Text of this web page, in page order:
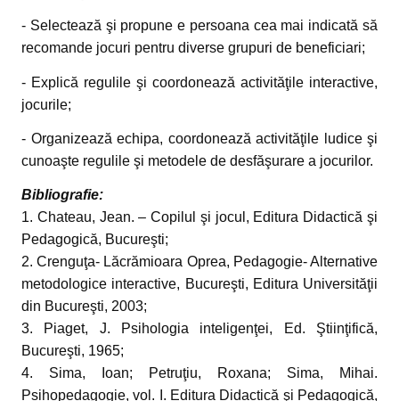
- Selectează şi propune e persoana cea mai indicată să
recomande jocuri pentru diverse grupuri de beneficiari;
- Explică regulile şi coordonează activităţile interactive,
jocurile;
- Organizează echipa, coordonează activităţile ludice şi
cunoaşte regulile şi metodele de desfăşurare a jocurilor.
Bibliografie:
1. Chateau, Jean. – Copilul şi jocul, Editura Didactică şi
Pedagogică, Bucureşti;
2. Crenguţa- Lăcrămioara Oprea, Pedagogie- Alternative
metodologice interactive, Bucureşti, Editura Universităţii
din Bucureşti, 2003;
3. Piaget, J. Psihologia inteligenţei, Ed. Ştiinţifică,
Bucureşti, 1965;
4. Sima, Ioan; Petruţiu, Roxana; Sima, Mihai.
Psihopedagogie, vol. I. Editura Didactică şi Pedagogică,